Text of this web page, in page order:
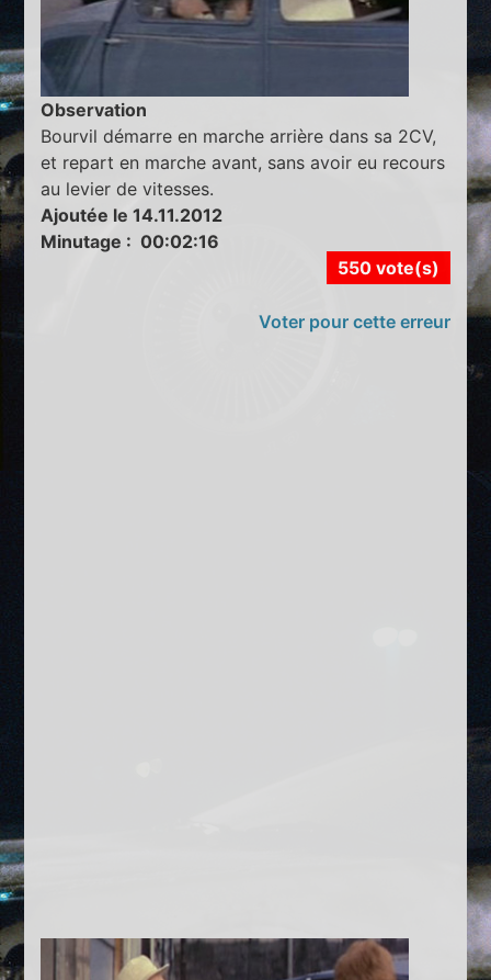
Observation
Bourvil démarre en marche arrière dans sa 2CV,
et repart en marche avant, sans avoir eu recours
au levier de vitesses.
Ajoutée le 14.11.2012
Minutage : 00:02:16
550 vote(s)
Voter pour cette erreur